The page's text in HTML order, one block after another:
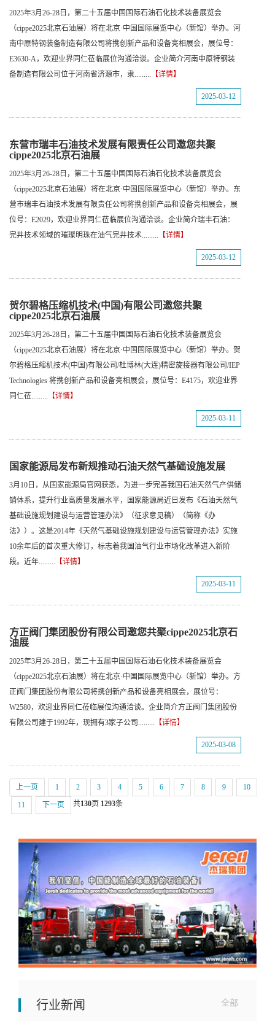
2025年3月26-28日，第二十五届中国国际石油石化技术装备展览会
（cippe2025北京石油展）将在北京·中国国际展览中心（新馆）举办。河
南中原特钢装备制造有限公司将携创新产品和设备亮相展会，展位号：
E3630-A，欢迎业界同仁莅临展位沟通洽谈。企业简介河南中原特钢装
备制造有限公司位于河南省济源市，隶......... 【详情】
2025-03-12
东营市瑞丰石油技术发展有限责任公司邀您共聚
cippe2025北京石油展
2025年3月26-28日，第二十五届中国国际石油石化技术装备展览会
（cippe2025北京石油展）将在北京·中国国际展览中心（新馆）举办。东
营市瑞丰石油技术发展有限责任公司将携创新产品和设备亮相展会，展
位号：E2029，欢迎业界同仁莅临展位沟通洽谈。企业简介瑞丰石油：
完井技术领域的璀璨明珠在油气完井技术......... 【详情】
2025-03-12
贺尔碧格压缩机技术(中国)有限公司邀您共聚
cippe2025北京石油展
2025年3月26-28日，第二十五届中国国际石油石化技术装备展览会
（cippe2025北京石油展）将在北京·中国国际展览中心（新馆）举办。贺
尔碧格压缩机技术(中国)有限公司/杜博林(大连)精密旋接器有限公司/IEP
Technologies 将携创新产品和设备亮相展会，展位号：E4175，欢迎业界
同仁莅......... 【详情】
2025-03-11
国家能源局发布新规推动石油天然气基础设施发展
3月10日，从国家能源局官网获悉，为进一步完善我国石油天然气产供储
销体系，提升行业高质量发展水平，国家能源局近日发布《石油天然气
基础设施规划建设与运营管理办法》（征求意见稿）（简称《办
法》）。这是2014年《天然气基础设施规划建设与运营管理办法》实施
10余年后的首次重大修订，标志着我国油气行业市场化改革进入新阶
段。近年......... 【详情】
2025-03-11
方正阀门集团股份有限公司邀您共聚cippe2025北京石
油展
2025年3月26-28日，第二十五届中国国际石油石化技术装备展览会
（cippe2025北京石油展）将在北京·中国国际展览中心（新馆）举办。方
正阀门集团股份有限公司将携创新产品和设备亮相展会，展位号：
W2580，欢迎业界同仁莅临展位沟通洽谈。企业简介方正阀门集团股份
有限公司建于1992年，现拥有3家子公司......... 【详情】
2025-03-08
上一页 1 2 3 4 5 6 7 8 9 10
11 下一页 共130页 1293条
行业新闻 全部